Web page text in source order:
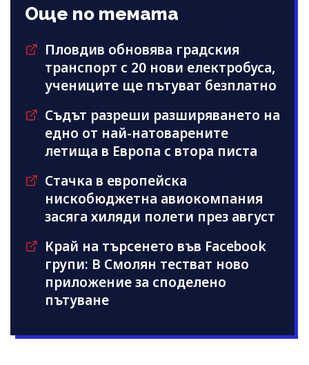
Още по темата
Пловдив обновява градския
транспорт с 20 нови електробуса,
учениците ще пътуват безплатно
Съдът разреши разширяването на
едно от най-натоварените
летища в Европа с втора писта
Стачка в европейска
нискобюджетна авиокомпания
засяга хиляди полети през август
Край на търсенето във Facebook
групи: В Смолян тестват ново
приложение за споделено
пътуване